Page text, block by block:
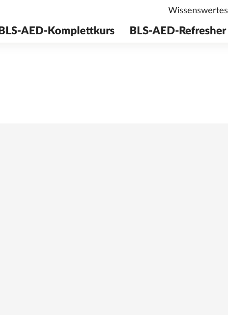
BLS-AED-Komplettkurs BLS-AED-Refresher
Wissenswertes